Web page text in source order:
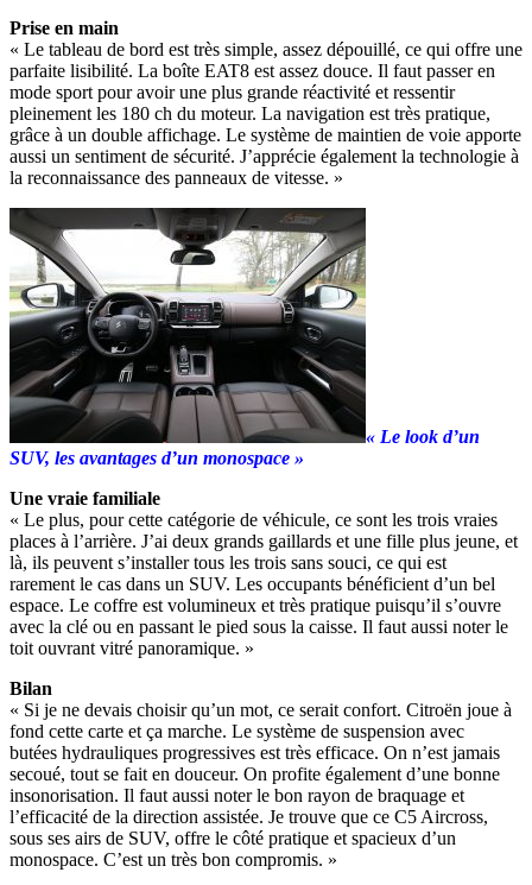
Prise en main
« Le tableau de bord est très simple, assez dépouillé, ce qui offre une
parfaite lisibilité. La boîte EAT8 est assez douce. Il faut passer en
mode sport pour avoir une plus grande réactivité et ressentir
pleinement les 180 ch du moteur. La navigation est très pratique,
grâce à un double affichage. Le système de maintien de voie apporte
aussi un sentiment de sécurité. J’apprécie également la technologie à
la reconnaissance des panneaux de vitesse. »
« Le look d’un
SUV, les avantages d’un monospace »
Une vraie familiale
« Le plus, pour cette catégorie de véhicule, ce sont les trois vraies
places à l’arrière. J’ai deux grands gaillards et une fille plus jeune, et
là, ils peuvent s’installer tous les trois sans souci, ce qui est
rarement le cas dans un SUV. Les occupants bénéficient d’un bel
espace. Le coffre est volumineux et très pratique puisqu’il s’ouvre
avec la clé ou en passant le pied sous la caisse. Il faut aussi noter le
toit ouvrant vitré panoramique. »
Bilan
« Si je ne devais choisir qu’un mot, ce serait confort. Citroën joue à
fond cette carte et ça marche. Le système de suspension avec
butées hydrauliques progressives est très efficace. On n’est jamais
secoué, tout se fait en douceur. On profite également d’une bonne
insonorisation. Il faut aussi noter le bon rayon de braquage et
l’efficacité de la direction assistée. Je trouve que ce C5 Aircross,
sous ses airs de SUV, offre le côté pratique et spacieux d’un
monospace. C’est un très bon compromis. »